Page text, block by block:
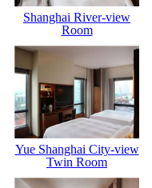
Shanghai River-view
Room
Yue Shanghai City-view
Twin Room